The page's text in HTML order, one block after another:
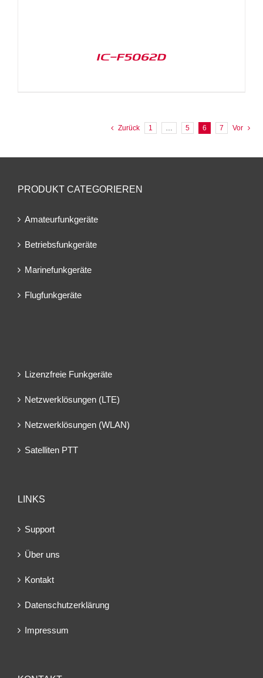
IC-F5062D
Zurück 1 … 5 6 7 Vor
PRODUKT CATEGORIEREN
Amateurfunkgeräte
Betriebsfunkgeräte
Marinefunkgeräte
Flugfunkgeräte
Lizenzfreie Funkgeräte
Netzwerklösungen (LTE)
Netzwerklösungen (WLAN)
Satelliten PTT
LINKS
Support
Über uns
Kontakt
Datenschutzerklärung
Impressum